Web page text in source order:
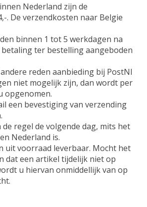
Nederland zijn de
. De verzendkosten naar Belgie
binnen 1 tot 5 werkdagen na
ter bestelling aangeboden
reden aanbieding bij PostNl
niet mogelijk zijn, dan wordt per
opgenomen.
een bevestiging van verzending
regel de volgende dag, mits het
Nederland is.
uit voorraad leverbaar. Mocht het
dat een artikel tijdelijk niet op
u hiervan onmiddellijk van op